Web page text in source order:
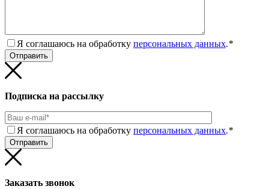
Я соглашаюсь на обработку персональных данных.*
Подписка на рассылку
Я соглашаюсь на обработку персональных данных.*
Заказать звонок